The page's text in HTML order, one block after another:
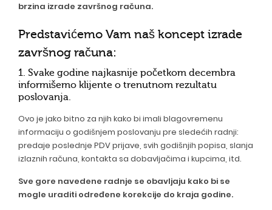
brzina izrade završnog računa.
Predstavićemo Vam naš koncept izrade
završnog računa:
1. Svake godine najkasnije početkom decembra
informišemo klijente o trenutnom rezultatu
poslovanja.
Ovo je jako bitno za njih kako bi imali blagovremenu
informaciju o godišnjem poslovanju pre sledećih radnji:
predaje poslednje PDV prijave, svih godišnjih popisa, slanja
izlaznih računa, kontakta sa dobavljačima i kupcima, itd.
Sve gore navedene radnje se obavljaju kako bi se
mogle uraditi određene korekcije do kraja godine.